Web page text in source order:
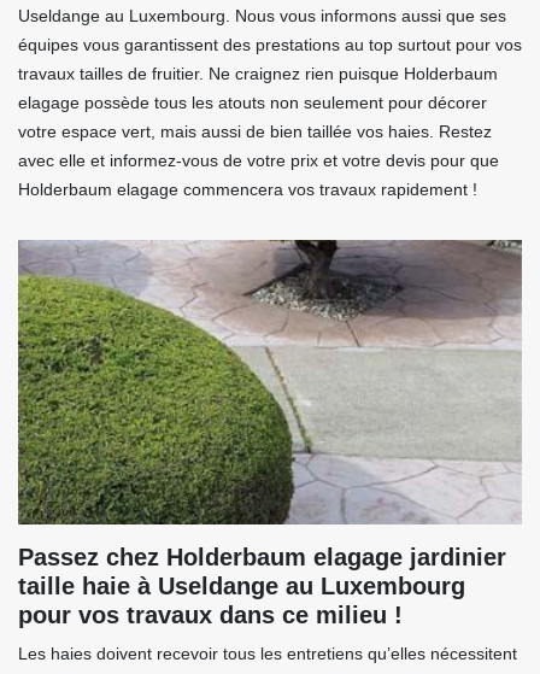
Useldange au Luxembourg. Nous vous informons aussi que ses
équipes vous garantissent des prestations au top surtout pour vos
travaux tailles de fruitier. Ne craignez rien puisque Holderbaum
elagage possède tous les atouts non seulement pour décorer
votre espace vert, mais aussi de bien taillée vos haies. Restez
avec elle et informez-vous de votre prix et votre devis pour que
Holderbaum elagage commencera vos travaux rapidement !
Passez chez Holderbaum elagage jardinier
taille haie à Useldange au Luxembourg
pour vos travaux dans ce milieu !
Les haies doivent recevoir tous les entretiens qu’elles nécessitent